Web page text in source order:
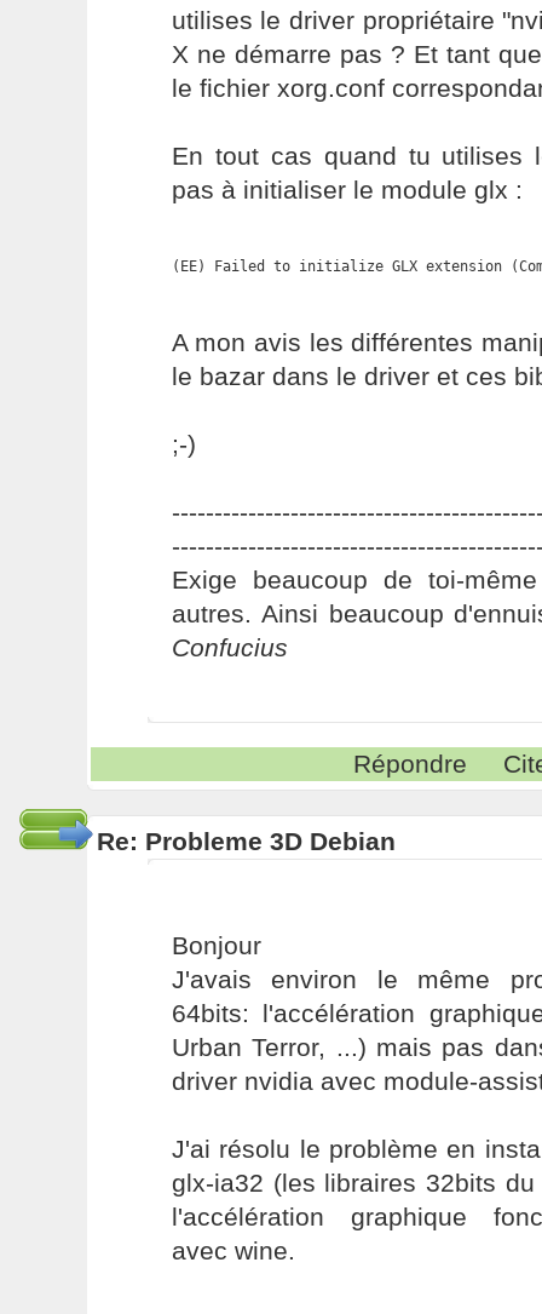
utilises le driver propriétaire
X ne démarre pas ? Et tant
le fichier xorg.conf
En tout cas quand tu utilises
pas à initialiser le module glx :
(EE) Failed to initialize GLX extension
A mon avis les différentes
le bazar dans le driver et ces
;-)
Exige beaucoup de toi-
autres. Ainsi beaucoup
Confucius
Répondre
Re: Probleme 3D Debian
Bonjour
J'avais environ le même
64bits: l'accélération
Urban Terror, ...) mais pas
driver nvidia avec module-
J'ai résolu le problème en
glx-ia32 (les libraires 32bits
l'accélération graphique
avec wine.